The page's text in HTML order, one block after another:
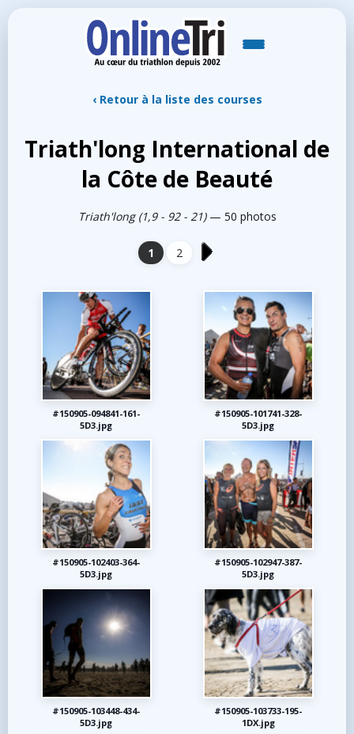
‹ Retour à la liste des courses
Triath'long International de
la Côte de Beauté
Triath'long (1,9 - 92 - 21)— 50 photos
1 2
#150905-094841-161-
5D3.jpg
#150905-101741-328-
5D3.jpg
#150905-102403-364-
5D3.jpg
#150905-102947-387-
5D3.jpg
#150905-103448-434-
5D3.jpg
#150905-103733-195-
1DX.jpg